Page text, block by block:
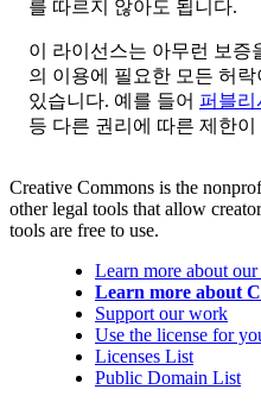
를 따르지 않아도 됩니다.
이 라이선스는 아무런 보증
의 이용에 필요한 모든 허
있습니다. 예를 들어 퍼블리
등 다른 권리에 따른 제한
Creative Commons is the
other legal tools that allow
tools are free to use.
Learn more about
Learn more about
Support our work
Use the license for
Licenses List
Public Domain List